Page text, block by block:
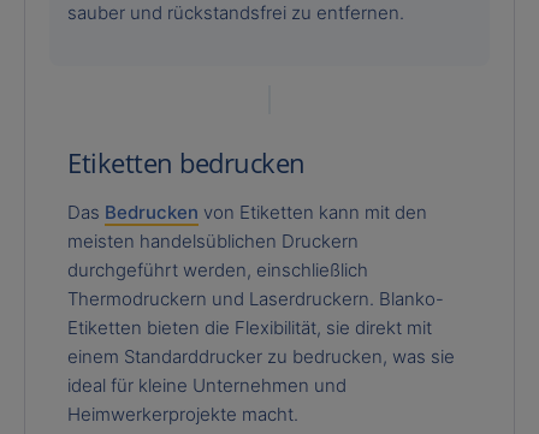
sauber und rückstandsfrei zu entfernen.
Etiketten bedrucken
Das Bedrucken von Etiketten kann mit den
meisten handelsüblichen Druckern
durchgeführt werden, einschließlich
Thermodruckern und Laserdruckern. Blanko-
Etiketten bieten die Flexibilität, sie direkt mit
einem Standarddrucker zu bedrucken, was sie
ideal für kleine Unternehmen und
Heimwerkerprojekte macht.